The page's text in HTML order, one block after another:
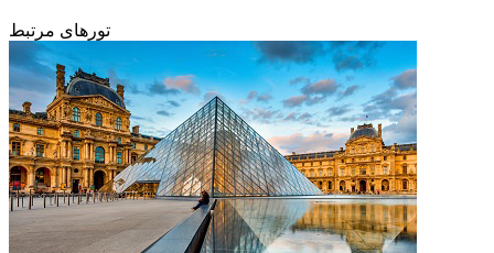
تورهای مرتبط